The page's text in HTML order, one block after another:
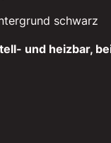
schwarz
und heizbar,